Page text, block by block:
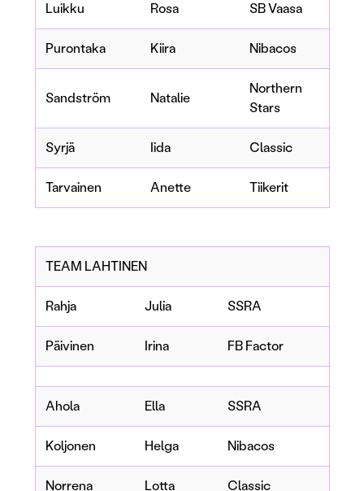
Luikku Rosa SB Vaasa
Purontaka Kiira Nibacos
Sandström Natalie
Northern
Stars
Syrjä Iida Classic
Tarvainen Anette Tiikerit
TEAM LAHTINEN
Rahja Julia SSRA
Päivinen Irina FB Factor
Ahola Ella SSRA
Koljonen Helga Nibacos
Norrena Lotta Classic